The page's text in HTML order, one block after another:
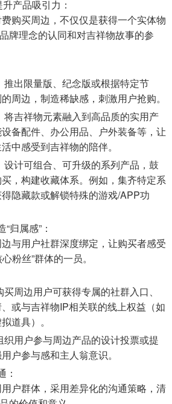
产品吸引力：
购买周边，不仅仅是获得一个实体物
牌理念的认同和对吉祥物故事的参
推出限量版、纪念版或根据特定节
周边，制造稀缺感，刺激用户抢购。
将吉祥物元素融入到高品质的实用产
备配件、办公用品、户外装备等，让
中感受到吉祥物的陪伴。
设计可组合、可升级的系列产品，鼓
，构建收藏体系。例如，集齐特定系
隐藏款或解锁特殊的游戏/APP功
归属感”：
与用户社群深度绑定，让购买者感受
粉丝”群体的一员。
买周边用户可获得专属的社群入口、
或与吉祥物IP相关联的线上权益（如
道具）。
织用户参与周边产品的设计投票或提
户参与感和主人翁意识。
：
户群体，采用差异化的沟通策略，清